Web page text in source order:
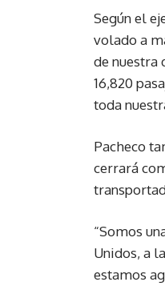
Según el
volado a
de nuestra
16,820
toda
Pacheco
cerrará
“Somos
Unidos, a
estamos